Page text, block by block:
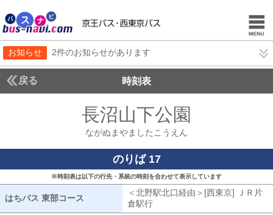
お知らせ 2件のお知らせがあります
戻る 時刻表
長沼山下公園
ながぬまやましたこうえん
のりば 17
※時刻表は以下の行先・系統の時刻を合わせて表示しています
はちバス 東部コース はちバス 東部コース
＜北野駅北口経由＞[西東京] ＪＲ片
倉駅行